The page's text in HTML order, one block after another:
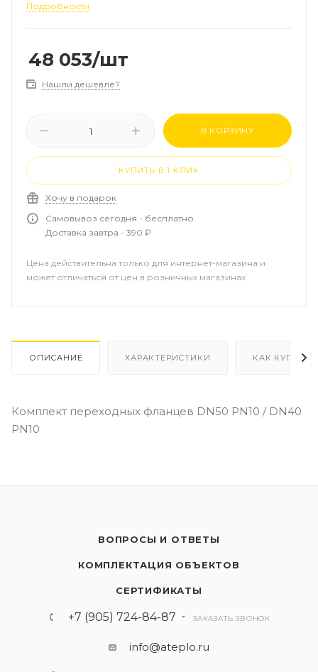
Подробности
48 053/шт
Нашли дешевле?
В КОРЗИНУ
КУПИТЬ В 1 КЛИК
Хочу в подарок
Самовывоз сегодня - бесплатно
Доставка завтра - 390 ₽
Цена действительна только для интернет-магазина и
может отличаться от цен в розничных магазинах
ОПИСАНИЕ ХАРАКТЕРИСТИКИ КАК КУПИТЬ
Комплект переходных фланцев DN50 PN10 / DN40
PN10
ВОПРОСЫ И ОТВЕТЫ
КОМПЛЕКТАЦИЯ ОБЪЕКТОВ
СЕРТИФИКАТЫ
+7 (905) 724-84-87 ЗАКАЗАТЬ ЗВОНОК
info@ateplo.ru